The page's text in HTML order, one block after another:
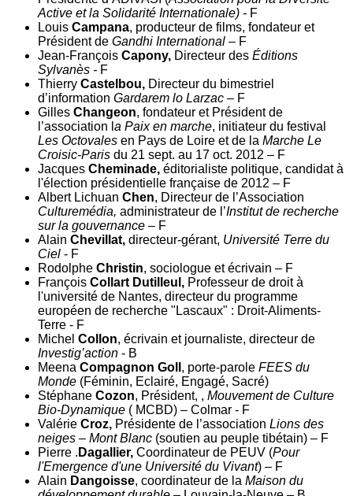
Active et la Solidarité Internationale) - F
Louis Campana, producteur de films, fondateur et
Président de Gandhi International – F
Jean-François Capony, Directeur des Éditions
Sylvanès - F
Thierry Castelbou, Directeur du bimestriel
d’information Gardarem lo Larzac – F
Gilles Changeon, fondateur et Président de
l’association l a Paix en marche, initiateur du festival
Les Octovales en Pays de Loire et de la Marche Le
Croisic-Paris du 21 sept. au 17 oct. 2012 – F
Jacques Cheminade, éditorialiste politique, candidat à
l'élection présidentielle française de 2012 – F
Albert Lichuan Chen, Directeur de l’Association
Culturemédia, administrateur de l’Institut de recherche
sur la gouvernance – F
Alain Chevillat, directeur-gérant, Université Terre du
Ciel - F
Rodolphe Christin, sociologue et écrivain – F
François Collart Dutilleul, Professeur de droit à
l'université de Nantes, directeur du programme
européen de recherche "Lascaux" : Droit-Aliments-
Terre - F
Michel Collon, écrivain et journaliste, directeur de
Investig’action - B
Meena Compagnon Goll , porte-parole FEES du
Monde (Féminin, Eclairé, Engagé, Sacré)
Stéphane Cozon, Président, , Mouvement de Culture
Bio-Dynamique ( MCBD) – Colmar - F
Valérie Croz, Présidente de l’association Lions des
neiges – Mont Blanc (soutien au peuple tibétain) – F
Pierre . Dagallier, Coordinateur de PEUV (Pour
l'Emergence d'une Université du Vivant) – F
Alain Dangoisse, coordinateur de la Maison du